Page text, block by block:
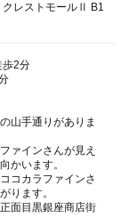
クレストモールⅡ B1
歩2分
山手通りがありま
ァインさんが見え
かいます。
コカラファインさ
ります。
面目黒銀座商店街